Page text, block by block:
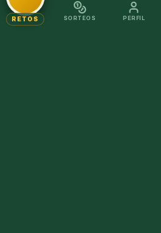
RETOS SORTEOS PERFIL